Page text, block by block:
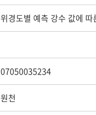
위경도별 예측 강수 값에
07050035234
원천